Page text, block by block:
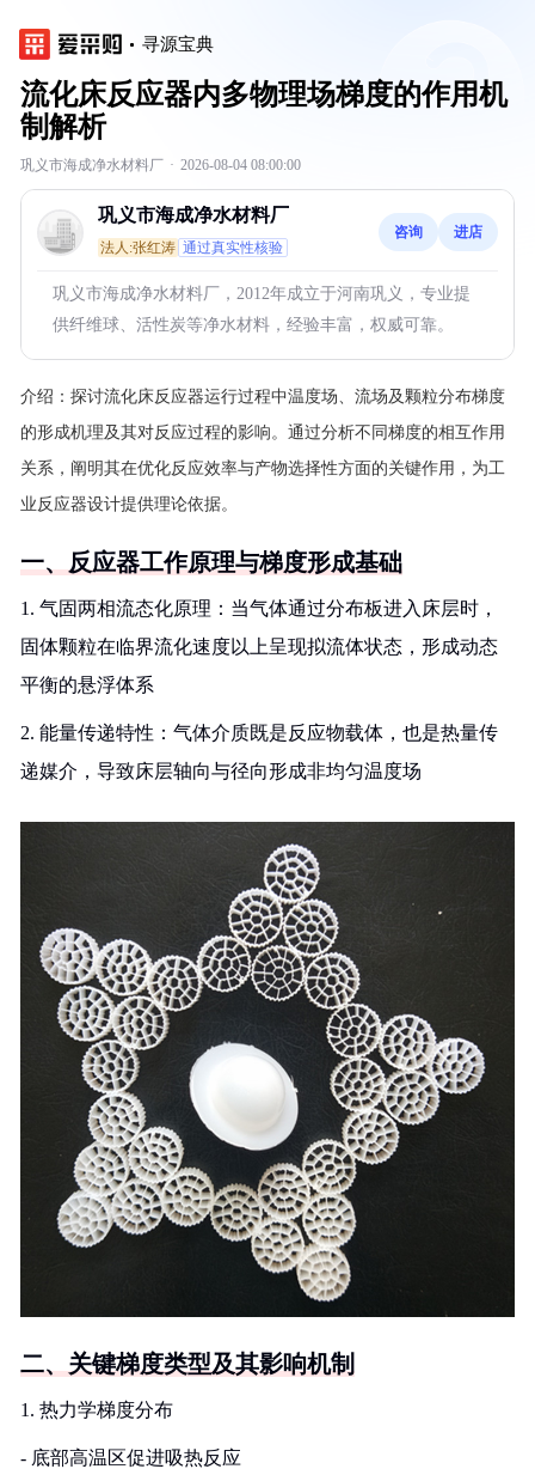
寻源宝典
流化床反应器内多物理场梯度的作用机
制解析
巩义市海成净水材料厂 · 2026-08-04 08:00:00
巩义市海成净水材料厂
法人:张红涛 通过真实性核验
咨询 进店
巩义市海成净水材料厂，2012年成立于河南巩义，专业提
供纤维球、活性炭等净水材料，经验丰富，权威可靠。
介绍： 探讨流化床反应器运行过程中温度场、流场及颗粒分布梯度
的形成机理及其对反应过程的影响。通过分析不同梯度的相互作用
关系，阐明其在优化反应效率与产物选择性方面的关键作用，为工
业反应器设计提供理论依据。
一、反应器工作原理与梯度形成基础
1. 气固两相流态化原理：当气体通过分布板进入床层时，
固体颗粒在临界流化速度以上呈现拟流体状态，形成动态
平衡的悬浮体系
2. 能量传递特性：气体介质既是反应物载体，也是热量传
递媒介，导致床层轴向与径向形成非均匀温度场
二、关键梯度类型及其影响机制
1. 热力学梯度分布
- 底部高温区促进吸热反应